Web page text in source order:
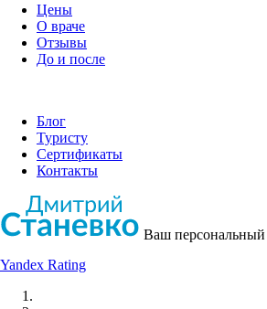
Цены
О враче
Отзывы
До и после
Блог
Туристу
Сертификаты
Контакты
Ваш персональный
Yandex Rating